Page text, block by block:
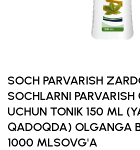
SOCH PARVARISH
SOCHLARNI PARVARISH
UCHUN TONIK 150 ML
QADOQDA) OLGANGA
1000 MLSOVG'A